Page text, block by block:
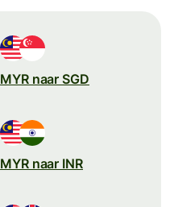
MYR naar SGD
MYR naar INR